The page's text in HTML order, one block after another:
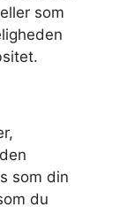
som
som din
du